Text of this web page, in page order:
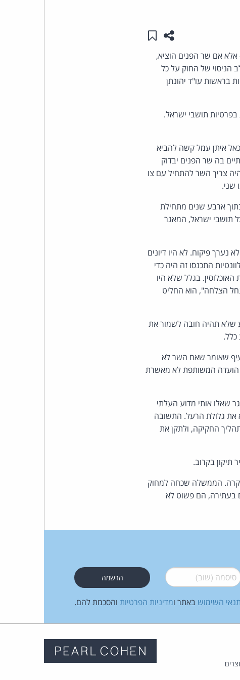
שתפו עמוד זה
שמור ב"תכנים שלי"
אם שר הפנים הוציא,
של החוק על כל
בראשות עו"ד יהונתן
תושבי ישראל.
והשר מיכאל איתן עמל קשה להביא
בה שר הפנים יבדוק
צריך השר להתחיל עם צו
שני.
ארבע שנים מתחילת
תושבי ישראל, המאגר
פיקוח. לא היו דיונים
התכנסו זה היה כדי
בגלל שלא היו
נחל הצלחה", הוא החליט
שלא תהיה חובה לשמור את
שאומר שאם השר לא
הועדה המשותפת לא מאשרת
שאלו אותי מדוע העלתי
את גלולת הרעל. התשובה
החקיקה, ולתקן את
בקרוב.
קרה. הממשלה שכחה למחוק
בעתירה, הם פשוט לא
(שוב)*
תנאי השימוש באתר ומדיניות הפרטיות והסכמת להם.